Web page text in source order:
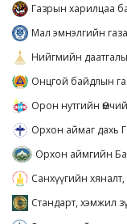
Газрын харилцаа
Мал эмнэлгийн
Нийгмийн
Онцгой байдлын
Орон нутгийн
Орхон аймаг дахь
Орхон аймгийн
Санхүүгийн
Стандарт, хэмжил